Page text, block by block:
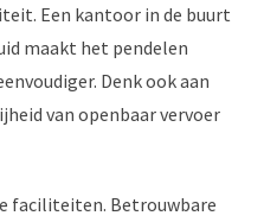
Een kantoor in de buurt
maakt het pendelen
Denk ook aan
van openbaar vervoer
faciliteiten. Betrouwbare